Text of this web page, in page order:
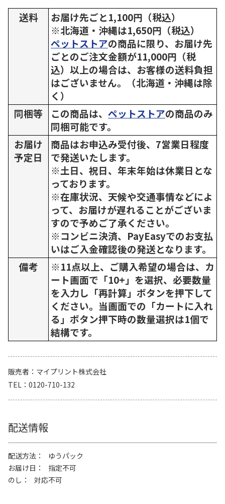
送料
お届け先ごと1,100円（税込）
※北海道・沖縄は1,650円（税込）
ペットストアの商品に限り、お届け先
ごとのご注文金額が11,000円（税
込）以上の場合は、お客様の送料負担
はございません。（北海道・沖縄は除
く）
同梱等
この商品は、 ペットストアの商品のみ
同梱可能です。
お届け
予定日
商品はお申込み受付後、7営業日程度
で発送いたします。
※土日、祝日、年末年始は休業日とな
っております。
※在庫状況、天候や交通事情などによ
って、お届けが遅れることがございま
すので予めご了承ください。
※コンビニ決済、PayEasyでのお支払
いはご入金確認後の発送となります。
備考
※11点以上、ご購入希望の場合は、カ
ート画面で「10+」を選択、必要数量
を入力し「再計算」ボタンを押下して
ください。当画面での「カートに入れ
る」ボタン押下時の数量選択は1個で
結構です。
販売者
マイプリント株式会社
TEL
0120-710-132
配送情報
配送方法
ゆうパック
お届け日
指定不可
のし
対応不可